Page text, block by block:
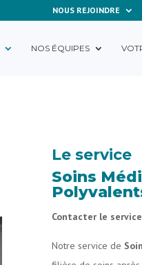
NOUS REJOINDRE
NOS ÉQUIPES
Le service
Soins
Contacter le
Notre service de